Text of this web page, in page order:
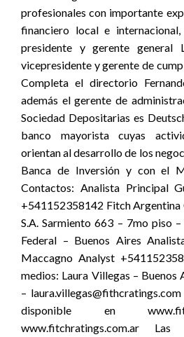
profesionales con importante
financiero local e
presidente y gerente general
vicepresidente y gerente de
Completa el directorio
además el gerente de
Sociedad Depositarias es
banco mayorista cuyas
orientan al desarrollo de los
Banca de Inversión y con el
Contactos: Analista Principal
+541152358142 Fitch Argentina
S.A. Sarmiento 663 – 7mo piso
Federal – Buenos Aires
Maccagno Analyst
medios: Laura Villegas –
–
disponible en
www.fitchratings.com.ar Las